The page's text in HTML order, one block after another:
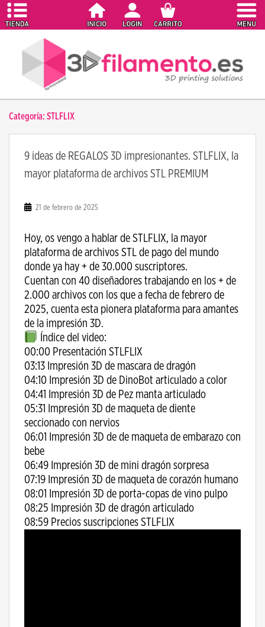
Categoría: STLFLIX
9 ideas de REGALOS 3D impresionantes. STLFLIX, la
mayor plataforma de archivos STL PREMIUM
21 de febrero de 2025
Hoy, os vengo a hablar de STLFLIX, la mayor
plataforma de archivos STL de pago del mundo
donde ya hay + de 30.000 suscriptores.
Cuentan con 40 diseñadores trabajando en los + de
2.000 archivos con los que a fecha de febrero de
2025, cuenta esta pionera plataforma para amantes
de la impresión 3D.
Índice del video:
00:00 Presentación STLFLIX
03:13 Impresión 3D de mascara de dragón
04:10 Impresión 3D de DinoBot articulado a color
04:41 Impresión 3D de Pez manta articulado
05:31 Impresión 3D de maqueta de diente
seccionado con nervios
06:01 Impresión 3D de de maqueta de embarazo con
bebe
06:49 Impresión 3D de mini dragón sorpresa
07:19 Impresión 3D de maqueta de corazón humano
08:01 Impresión 3D de porta-copas de vino pulpo
08:25 Impresión 3D de dragón articulado
08:59 Precios suscripciones STLFLIX